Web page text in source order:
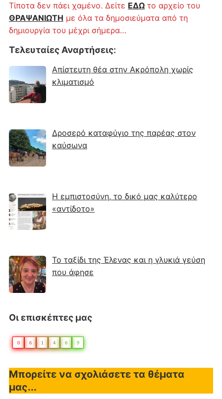
Τίποτα δεν πάει χαμένο. Δείτε ΕΔΩτο αρχείο του
ΘΡΑΨΑΝΙΩΤΗ με όλα τα δημοσιεύματα από τη
δημιουργία του μέχρι σήμερα…
Τελευταίες Αναρτήσεις:
Απίστευτη θέα στην Ακρόπολη χωρίς
κλιματισμό
Δροσερό καταφύγιο της παρέας στον
καύσωνα
Η εμπιστοσύνη, το δικό μας καλύτερο
«αντίδοτο»
Το ταξίδι της Έλενας και η γλυκιά γεύση
που άφησε
Οι επισκέπτες μας
0 6 1 4 6 9
Μπορείτε να σχολιάσετε τα θέματα
μας...